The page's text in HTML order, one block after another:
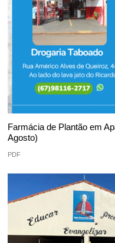
Farmácia de Plantão em
Agosto)
PDF